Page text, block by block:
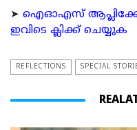
➤ ഐഓഎസ്
ഇവിടെ ക്ലിക്ക് ചെയ്യുക
REFLECTIONS SPECIAL